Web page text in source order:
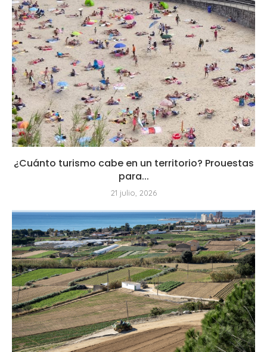
¿Cuánto turismo cabe en un territorio? Prouestas
para...
21 julio, 2026